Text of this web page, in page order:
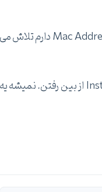
بعد از نصب وقتی که روتر با حافظه Nand بالا اومد هیچ کانفیگی نداره و من با Winbox از طریق Mac Address دارم تلاش می
بعد می خواستم بدونم یه Default Configuration روی روتربرد هست اونها زمان Install Package از بین رفتن. نمیشه یه